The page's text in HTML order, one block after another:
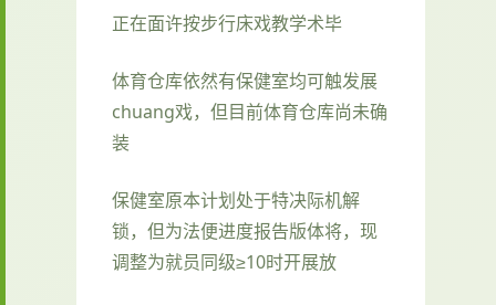
正在面许按步行床戏教学术毕
体育仓库依然有保健室均可触发展
chuang戏，但目前体育仓库尚未确
装
保健室原本计划处于特决际机解
锁，但为法便进度报告版体将，现
调整为就员同级≥10时开展放